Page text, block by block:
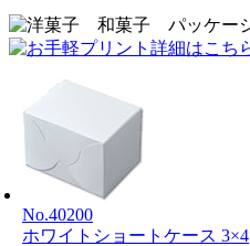
No.40200
ホワイトショートケース 3×4